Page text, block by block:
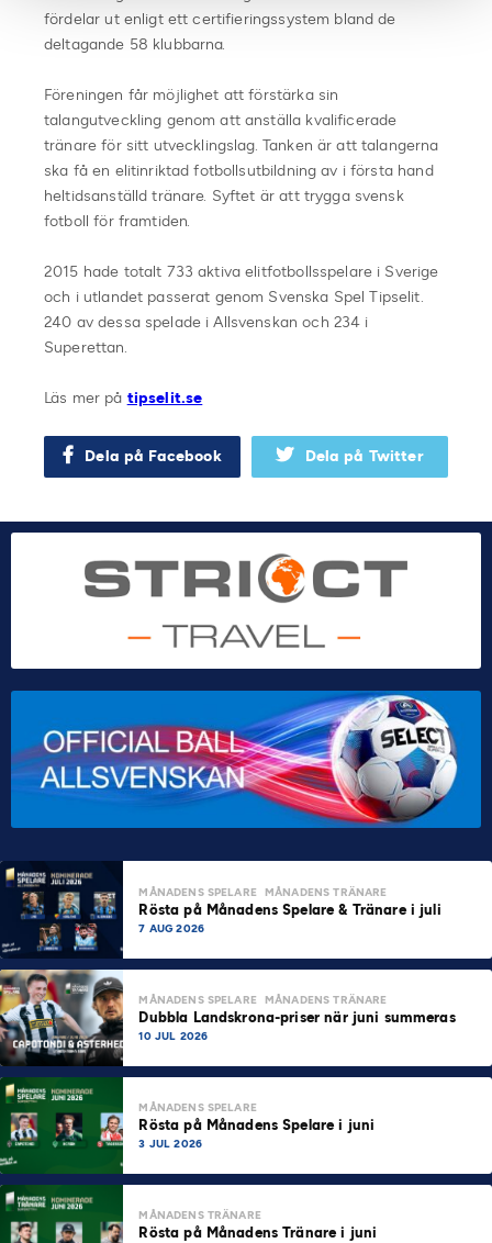
fördelar ut enligt ett certifieringssystem bland de
deltagande 58 klubbarna.
Föreningen får möjlighet att förstärka sin
talangutveckling genom att anställa kvalificerade
tränare för sitt utvecklingslag. Tanken är att talangerna
ska få en elitinriktad fotbollsutbildning av i första hand
heltidsanställd tränare. Syftet är att trygga svensk
fotboll för framtiden.
2015 hade totalt 733 aktiva elitfotbollsspelare i Sverige
och i utlandet passerat genom Svenska Spel Tipselit.
240 av dessa spelade i Allsvenskan och 234 i
Superettan.
Läs mer på tipselit.se
Dela på Facebook Dela på Twitter
MÅNADENS SPELARE MÅNADENS TRÄNARE
Rösta på Månadens Spelare & Tränare i juli
7 AUG 2026
MÅNADENS SPELARE MÅNADENS TRÄNARE
Dubbla Landskrona-priser när juni summeras
10 JUL 2026
MÅNADENS SPELARE
Rösta på Månadens Spelare i juni
3 JUL 2026
MÅNADENS TRÄNARE
Rösta på Månadens Tränare i juni